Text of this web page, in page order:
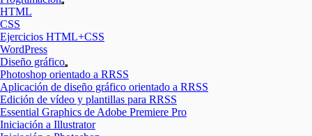
Mostrar
HTML
CSS
Ejercicios HTML+CSS
WordPress
Diseño gráfico
Mostrar
el
submenú
Photoshop orientado a RRSS
Aplicación de diseño gráfico orientado a RRSS
Edición de vídeo y plantillas para RRSS
Essential Graphics de Adobe Premiere Pro
Iniciación a Illustrator